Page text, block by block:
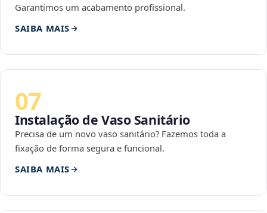
Garantimos um acabamento profissional.
SAIBA MAIS
07
Instalação de Vaso Sanitário
Precisa de um novo vaso sanitário? Fazemos toda a
fixação de forma segura e funcional.
SAIBA MAIS